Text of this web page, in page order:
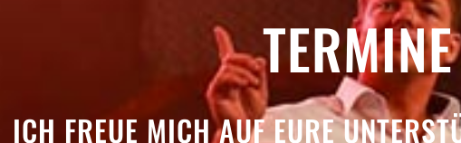
TERMINE
ICH FREUE MICH AUF EURE